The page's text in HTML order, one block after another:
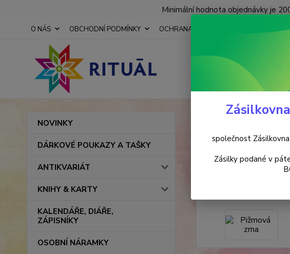
Minimální hodnota objednávky je
O NÁS OBCHODNÍ PODMÍNKY OCHRANA OSOBNÍCH ÚDAJŮ
NOVINKY
DÁRKOVÉ POUKAZY A TAŠKY
ANTIKVARIÁT
KNIHY & KARTY
KALENDÁŘE, DIÁŘE,
ZÁPISNÍKY
OSOBNÍ NÁRAMKY
VYKUŘOVÁNÍ
Pižmová zrna
společnost
Zásilky podané v